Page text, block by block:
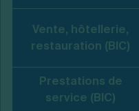
Vente, hôtellerie,
restauration (BIC)
Prestations de
service (BIC)